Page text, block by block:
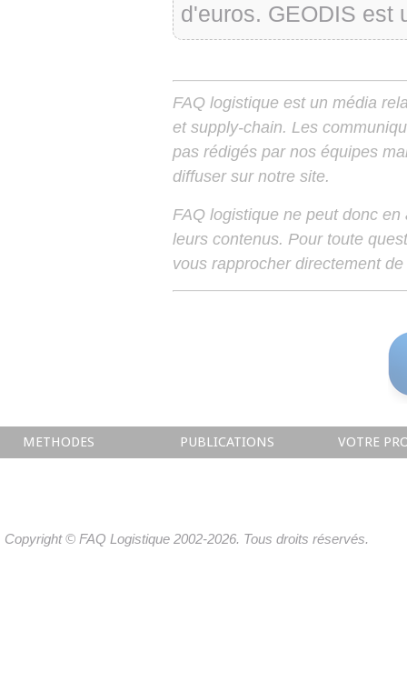
d'euros. GEODIS est
FAQ logistique est un média
et supply-chain. Les
pas rédigés par nos équipes
diffuser sur notre site.
FAQ logistique ne peut donc
leurs contenus. Pour toute
vous rapprocher directement
METHODES PUBLICATIONS VOTRE
Copyright © FAQ Logistique 2002-2026. Tous droits réservés.